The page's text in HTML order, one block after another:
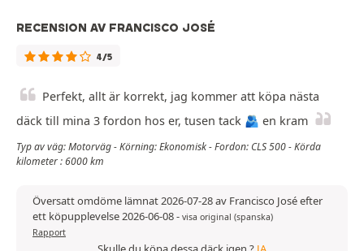
RECENSION AV FRANCISCO JOSÉ
4/5
Perfekt, allt är korrekt, jag kommer att köpa nästa
däck till mina 3 fordon hos er, tusen tack 🫂 en kram
Typ av väg: Motorväg - Körning: Ekonomisk - Fordon: CLS 500 - Körda
kilometer : 6000 km
Översatt omdöme lämnat 2026-07-28 av Francisco José efter
ett köpupplevelse 2026-06-08- visa original (spanska)
Rapport